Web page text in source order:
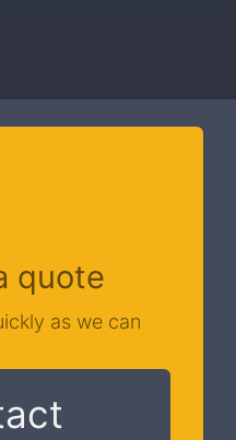
quote
as we can